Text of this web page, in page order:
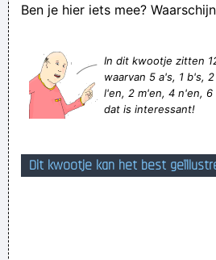
Whats the difference
Wat zei Adam tegen
Scheiß von die Liga, Sie sind der
Verknoei
Ben je hier iets mee?
In dit kwootje zitten
waarvan 5 a's, 1 b's,
l'en, 2 m'en, 4 n'en,
dat is interessant!
Dit kwootje kan het best